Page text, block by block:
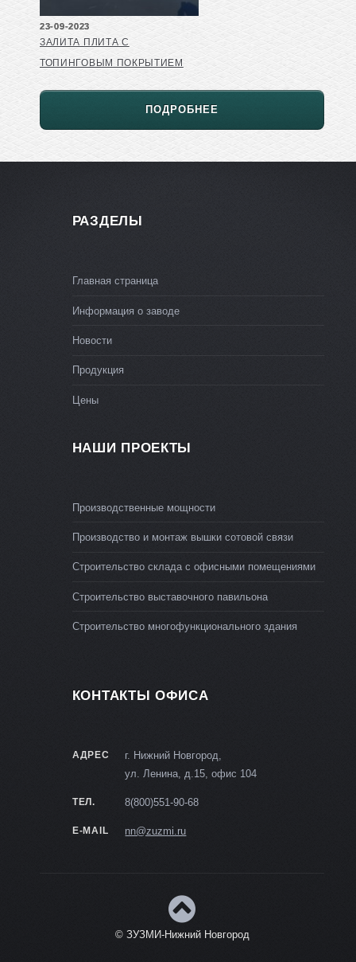
23-09-2023
ЗАЛИТА ПЛИТА С
ТОПИНГОВЫМ ПОКРЫТИЕМ
ПОДРОБНЕЕ
РАЗДЕЛЫ
Главная страница
Информация о заводе
Новости
Продукция
Цены
НАШИ ПРОЕКТЫ
Производственные мощности
Производство и монтаж вышки сотовой связи
Строительство склада с офисными помещениями
Строительство выставочного павильона
Строительство многофункционального здания
КОНТАКТЫ ОФИСА
АДРЕС
г. Нижний Новгород,
ул. Ленина, д.15, офис 104
ТЕЛ. 8(800)551-90-68
E-MAIL nn@zuzmi.ru
© ЗУЗМИ-Нижний Новгород